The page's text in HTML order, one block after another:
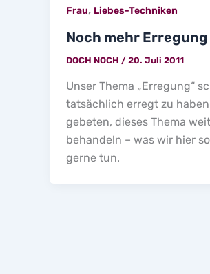
Frau, Liebes-Techniken
Noch mehr Erregung
DOCH NOCH / 20. Juli 2011
Unser Thema „Erregung“
tatsächlich erregt zu
gebeten, dieses Thema
behandeln – was wir hier
gerne tun.